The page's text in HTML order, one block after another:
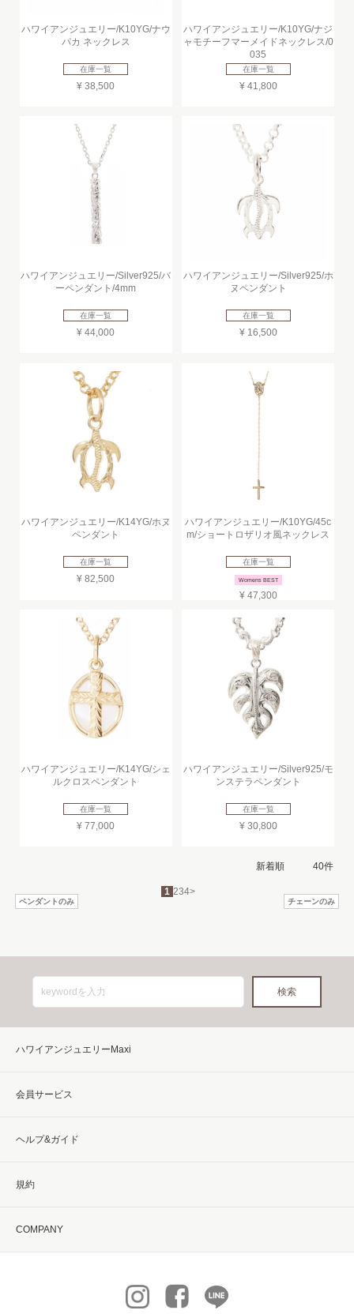
ハワイアンジュエリー/K10YG/ナウ
パカ ネックレス
在庫一覧
¥ 38,500
ハワイアンジュエリー/K10YG/ナジ
ャモチーフマーメイドネックレス/0
035
在庫一覧
¥ 41,800
ハワイアンジュエリー/Silver925/バ
ーペンダント/4mm
在庫一覧
¥ 44,000
ハワイアンジュエリー/Silver925/ホ
ヌペンダント
在庫一覧
¥ 16,500
ハワイアンジュエリー/K14YG/ホヌ
ペンダント
在庫一覧
¥ 82,500
ハワイアンジュエリー/K10YG/45c
m/ショートロザリオ風ネックレス
在庫一覧
Womens BEST
¥ 47,300
ハワイアンジュエリー/K14YG/シェ
ルクロスペンダント
在庫一覧
¥ 77,000
ハワイアンジュエリー/Silver925/モ
ンステラペンダント
在庫一覧
¥ 30,800
1 234>
ペンダントのみ チェーンのみ
ハワイアンジュエリーMaxi
会員サービス
ヘルプ&ガイド
規約
COMPANY